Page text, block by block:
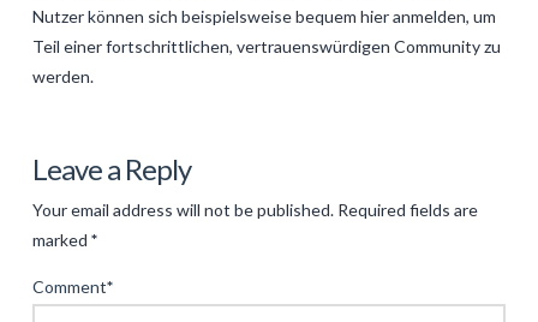
Nutzer können sich beispielsweise bequem hier anmelden, um
Teil einer fortschrittlichen, vertrauenswürdigen Community zu
werden.
Die
Zukunft
der
Erotik:
Leave a Reply
Your email address will not be published. Required fields are
marked *
Comment*